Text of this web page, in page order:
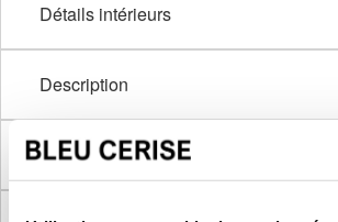
Détails intérieurs
Description
Méthode de mesure